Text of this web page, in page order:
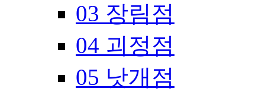
03 장림점
04 괴정점
05 낫개점